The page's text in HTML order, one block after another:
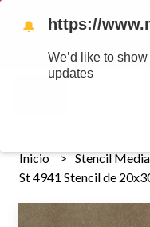
Tenemos envios a todo
realizan 48 hs habiles
MAYOR se envian 7
Inicio Stencil
St 4941 Stencil de
🔔 https://
We’d like to
updates